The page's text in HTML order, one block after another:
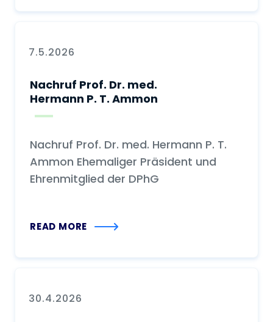
7.5.2026
Nachruf Prof. Dr. med.
Hermann P. T. Ammon
Nachruf Prof. Dr. med. Hermann P. T.
Ammon Ehemaliger Präsident und
Ehrenmitglied der DPhG
READ MORE
30.4.2026